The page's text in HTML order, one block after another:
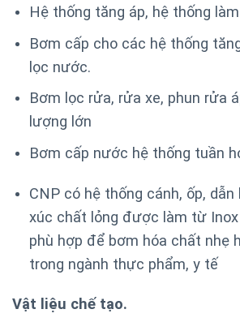
Hệ thống tăng áp, hệ thống
Bơm cấp cho các hệ thống
lọc nước.
Bơm lọc rửa, rửa xe, phun rửa
lượng lớn
Bơm cấp nước hệ thống tuần
CNP có hệ thống cánh, ốp,
xúc chất lỏng được làm từ Inox
phù hợp để bơm hóa chất nhẹ
trong ngành thực phẩm, y tế
Vật liệu chế tạo.